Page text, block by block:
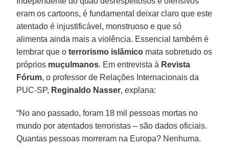
eram os cartoons, é fundamental deixar claro que este
atentado é injustificável, monstruoso e que só
alimenta ainda mais a violência. Essencial também é
lembrar que oterrorismo islâmico mata sobretudo os
próprios muçulmanos. Em entrevista à Revista
Fórum, o professor de Relações Internacionais da
PUC-SP, Reginaldo Nasser, explana:
“No ano passado, foram 18 mil pessoas mortas no
mundo por atentados terroristas – são dados oficiais.
Quantas pessoas morreram na Europa? Nenhuma.